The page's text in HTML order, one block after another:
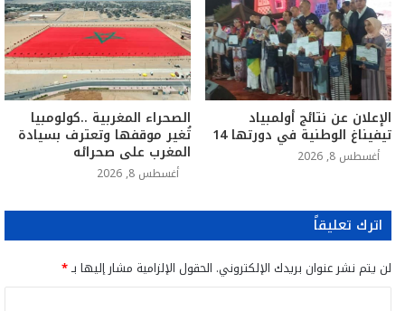
الإعلان عن نتائج أولمبياد
تيفيناغ الوطنية في دورتها 14
أغسطس 8, 2026
الصحراء المغربية ..كولومبيا
تُغير موقفها وتعترف بسيادة
المغرب على صحرائه
أغسطس 8, 2026
اترك تعليقاً
لن يتم نشر عنوان بريدك الإلكتروني. الحقول الإلزامية مشار إليها بـ*